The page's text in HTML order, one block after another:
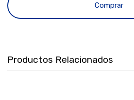
Comprar
Productos Relacionados